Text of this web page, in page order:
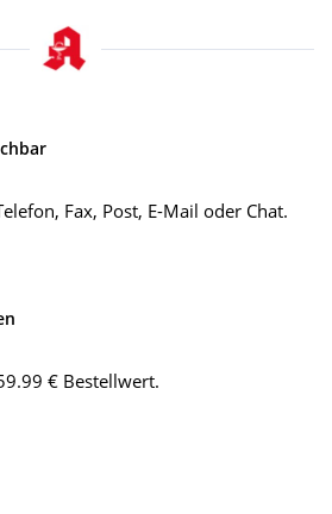
Fax, Post, E-Mail oder Chat.
€ Bestellwert.